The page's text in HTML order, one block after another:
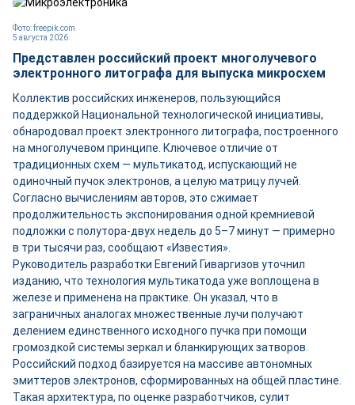
5 августа 2026
Фото: freepik.com
Представлен российский проект многолучевого
электронного литографа для выпуска микросхем
Коллектив российских инженеров, пользующийся
поддержкой Национальной технологической инициативы,
обнародовал проект электронного литографа, построенного
на многолучевом принципе. Ключевое отличие от
традиционных схем — мультикатод, испускающий не
одиночный пучок электронов, а целую матрицу лучей.
Согласно вычислениям авторов, это сжимает
продолжительность экспонирования одной кремниевой
подложки с полутора-двух недель до 5–7 минут — примерно
в три тысячи раз, сообщают «Известия».
Руководитель разработки Евгений Гиваргизов уточнил
изданию, что технология мультикатода уже воплощена в
железе и применена на практике. Он указал, что в
заграничных аналогах множественные лучи получают
делением единственного исходного пучка при помощи
громоздкой системы зеркал и бланкирующих затворов.
Российский подход базируется на массиве автономных
эмиттеров электронов, сформированных на общей пластине.
Такая архитектура, по оценке разработчиков, сулит